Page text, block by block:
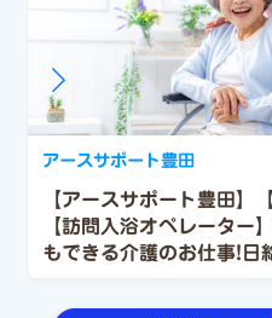
【アースサポート豊田】
【訪問入浴オペレーター
もできる介護のお仕事!
アースサポート豊田